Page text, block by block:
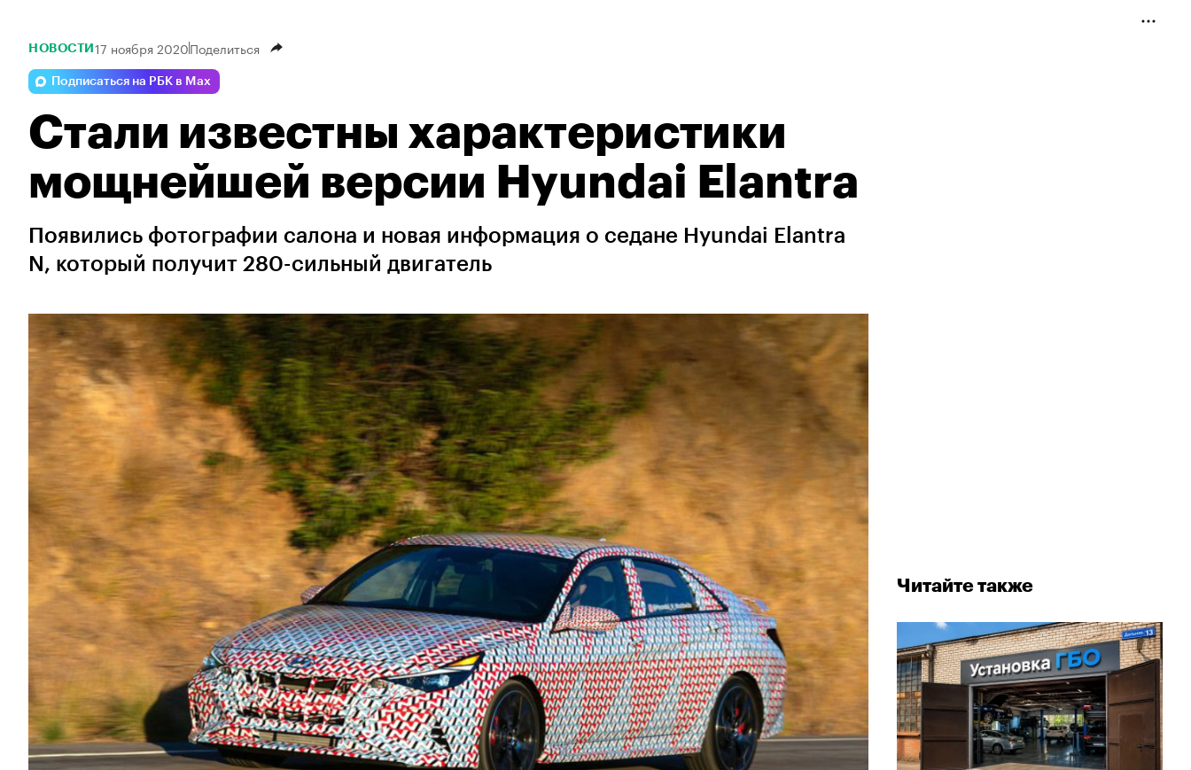
Читайте также
НОВОСТИ 17 ноября 2020Поделиться
Подписаться на РБК в Max
Стали известны характеристики
мощнейшей версии Hyundai Elantra
Появились фотографии салона и новая информация о седане Hyundai Elantra
N, который получит 280-сильный двигатель